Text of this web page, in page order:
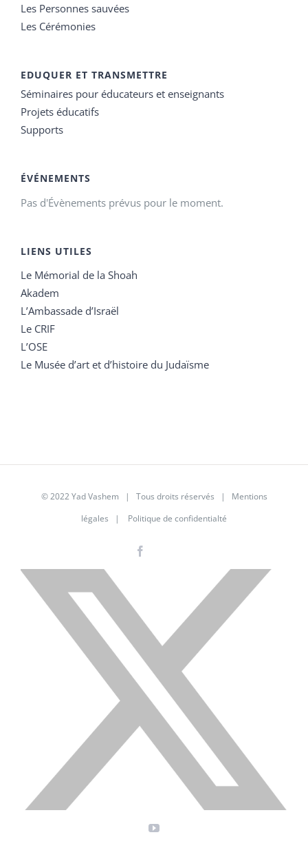
Les Personnes sauvées
Les Cérémonies
EDUQUER ET TRANSMETTRE
Séminaires pour éducateurs et enseignants
Projets éducatifs
Supports
ÉVÉNEMENTS
Pas d'Évènements prévus pour le moment.
LIENS UTILES
Le Mémorial de la Shoah
Akadem
L’Ambassade d’Israël
Le CRIF
L’OSE
Le Musée d’art et d’histoire du Judaïsme
© 2022 Yad Vashem | Tous droits réservés | Mentions
légales | Politique de confidentialté
X
YouTube